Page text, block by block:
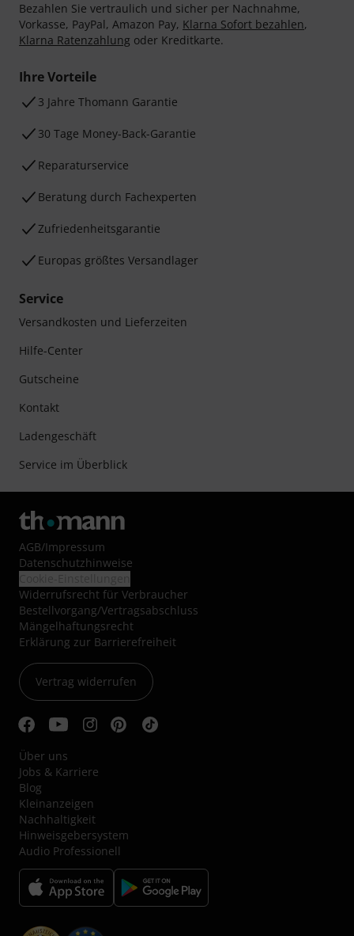
Bezahlen Sie vertraulich und sicher per Nachnahme,
Vorkasse, PayPal, Amazon Pay, Klarna Sofort bezahlen,
Klarna Ratenzahlung oder Kreditkarte.
Ihre Vorteile
3 Jahre Thomann Garantie
30 Tage Money-Back-Garantie
Reparaturservice
Beratung durch Fachexperten
Zufriedenheitsgarantie
Europas größtes Versandlager
Service
Versandkosten und Lieferzeiten
Hilfe-Center
Gutscheine
Kontakt
Ladengeschäft
Service im Überblick
AGB/Impressum
Datenschutzhinweise
Widerrufsrecht für Verbraucher
Bestellvorgang/Vertragsabschluss
Mängelhaftungsrecht
Erklärung zur Barrierefreiheit
Vertrag widerrufen
Über uns
Jobs & Karriere
Blog
Kleinanzeigen
Nachhaltigkeit
Hinweisgebersystem
Audio Professionell